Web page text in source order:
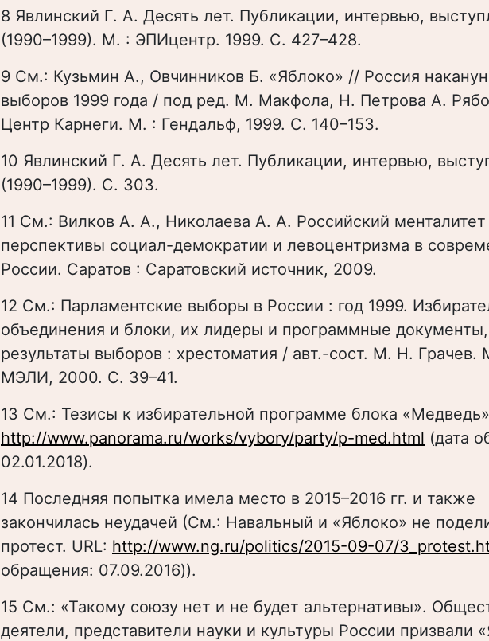
8 Явлинский Г. А. Десять лет. Публикации, интервью,
(1990–1999). М. : ЭПИцентр. 1999. С. 427–428.
9 См.: Кузьмин А., Овчинников Б. «Яблоко» // Россия
выборов 1999 года / под ред. М. Макфола, Н. Петрова А.
Центр Карнеги. М. : Гендальф, 1999. С. 140–153.
10 Явлинский Г. А. Десять лет. Публикации, интервью,
(1990–1999). С. 303.
11 См.: Вилков А. А., Николаева А. А. Российский менталитет
перспективы социал-демократии и левоцентризма в
России. Саратов : Саратовский источник, 2009.
12 См.: Парламентские выборы в России : год 1999.
объединения и блоки, их лидеры и программные документы,
результаты выборов : хрестоматия / авт.-сост. М. Н.
МЭЛИ, 2000. С. 39–41.
13 См.: Тезисы к избирательной программе блока
http://www.panorama.ru/works/vybory/party/p-med.html (дата
02.01.2018).
14 Последняя попытка имела место в 2015–2016 гг. и также
закончилась неудачей (См.: Навальный и «Яблоко» не
протест. URL: http://www.ng.ru/politics/2015-09-07/
обращения: 07.09.2016)).
15 См.: «Такому союзу нет и не будет альтернативы».
деятели, представители науки и культуры России призвали